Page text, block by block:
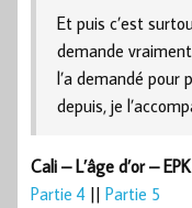
Et puis c’est
demande
l’a demandé pour
depuis, je
Cali – L’âge d’or – EPK
Partie 4 || Partie 5